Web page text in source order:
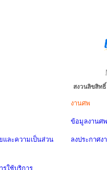
สงวนลิขสิท
ละความเป็นส่วน
รใช้บริการ
งานศพ
ข้อมูลงานศพ
ลงประกาศง